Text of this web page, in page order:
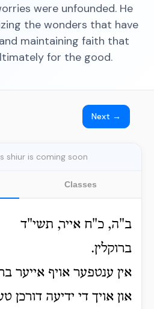
were unfounded. He
the wonders that have
maintaining faith that
for the good.
Next →
shiur is coming soon
Classes
ב"ה, כ"ח אייר, תשי"ד
ברוקלין.
אין ענטפער אויף אייער
און אויך די ידיעה דורכן